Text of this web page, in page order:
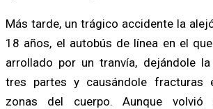
Más tarde, un trágico accidente la
18 años, el autobús de línea en el
arrollado por un tranvía, dejándole
tres partes y causándole fracturas
zonas del cuerpo. Aunque volvió